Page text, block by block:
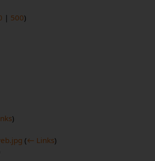
| 500)
)
(← Links)